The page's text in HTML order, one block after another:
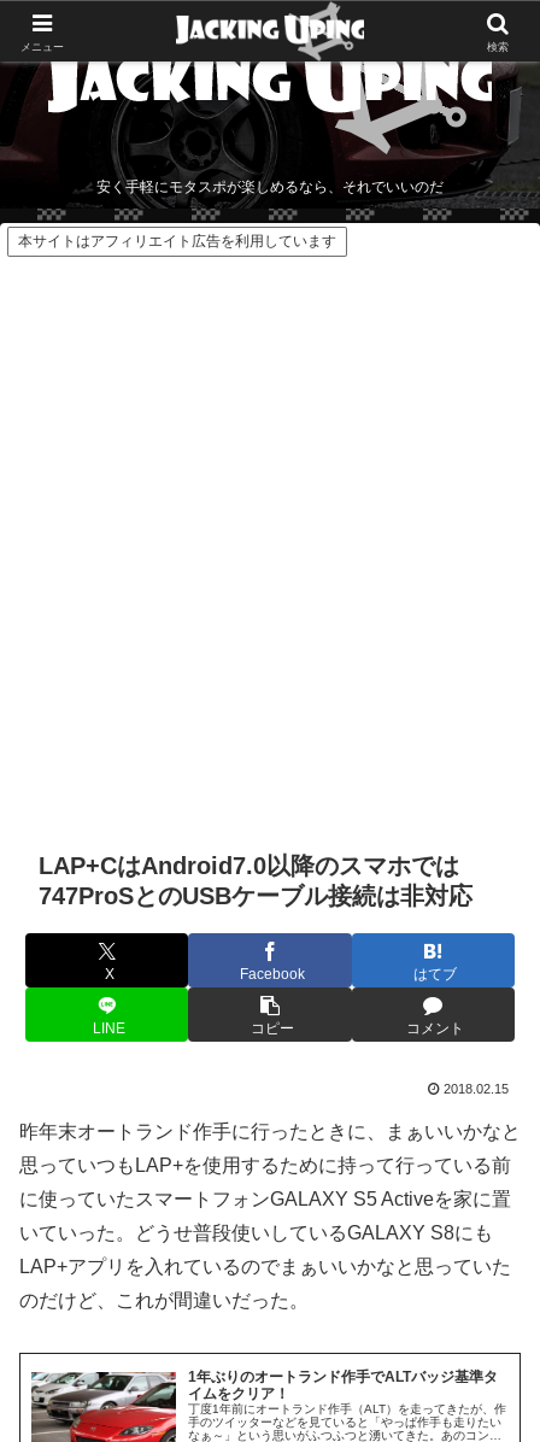
安く手軽にモタスポが楽しめるなら、それでいいのだ
本サイトはアフィリエイト広告を利用しています
LAP+CはAndroid7.0以降のスマホでは
747ProSとのUSBケーブル接続は非対応
X Facebook はてブ
LINE コピー コメント
2018.02.15
昨年末オートランド作手に行ったときに、まぁいいかなと
思っていつもLAP+を使用するために持って行っている前
に使っていたスマートフォンGALAXY S5 Activeを家に置
いていった。どうせ普段使いしているGALAXY S8にも
LAP+アプリを入れているのでまぁいいかなと思っていた
のだけど、これが間違いだった。
1年ぶりのオートランド作手でALTバッジ基準タ
イムをクリア！
丁度1年前にオートランド作手（ALT）を走ってきたが、作
手のツイッターなどを見ていると「やっぱ作手も走りたい
なぁ～」という思いがふつふつと湧いてきた。あのコンパ
メニュー 検索